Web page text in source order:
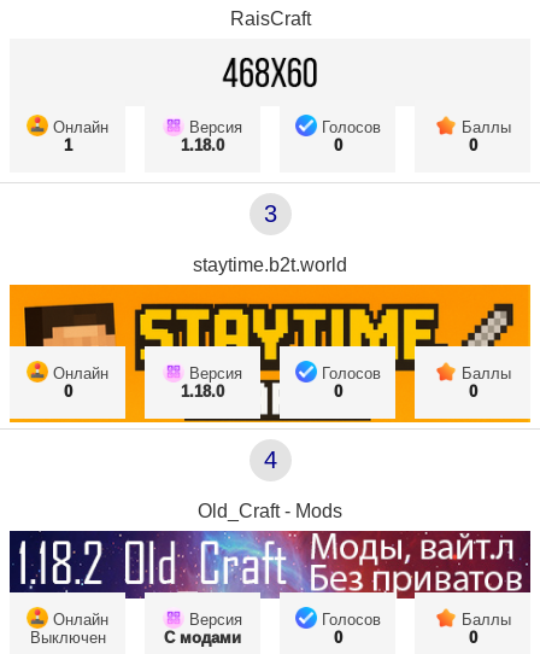
RaisCraft
Онлайн
1
Версия
1.18.0
Голосов
0
Баллы
0
3
staytime.b2t.world
Онлайн
0
Версия
1.18.0
Голосов
0
Баллы
0
4
Old_Craft - Mods
Онлайн
Выключен
Версия
С модами
Голосов
0
Баллы
0